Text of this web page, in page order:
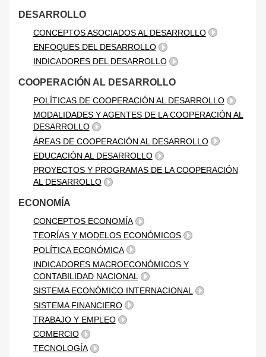
DESARROLLO
CONCEPTOS ASOCIADOS AL DESARROLLO
ENFOQUES DEL DESARROLLO
INDICADORES DEL DESARROLLO
COOPERACIÓN AL DESARROLLO
POLÍTICAS DE COOPERACIÓN AL DESARROLLO
MODALIDADES Y AGENTES DE LA COOPERACIÓN AL
DESARROLLO
ÁREAS DE COOPERACIÓN AL DESARROLLO
EDUCACIÓN AL DESARROLLO
PROYECTOS Y PROGRAMAS DE LA COOPERACIÓN
AL DESARROLLO
ECONOMÍA
CONCEPTOS ECONOMÍA
TEORÍAS Y MODELOS ECONÓMICOS
POLÍTICA ECONÓMICA
INDICADORES MACROECONÓMICOS Y
CONTABILIDAD NACIONAL
SISTEMA ECONÓMICO INTERNACIONAL
SISTEMA FINANCIERO
TRABAJO Y EMPLEO
COMERCIO
TECNOLOGÍA